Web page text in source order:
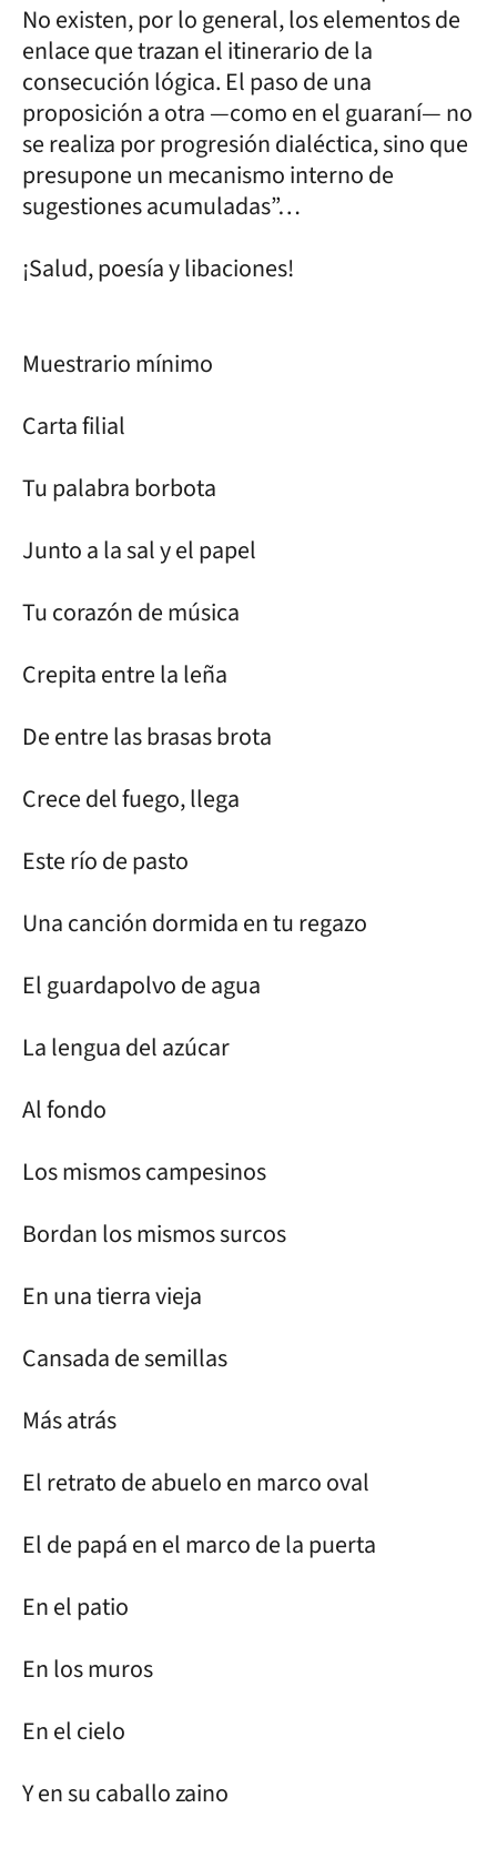
No existen, por lo general, los elementos de
enlace que trazan el itinerario de la
consecución lógica. El paso de una
proposición a otra —como en el guaraní— no
se realiza por progresión dialéctica, sino que
presupone un mecanismo interno de
sugestiones acumuladas”…
¡Salud, poesía y libaciones!
Muestrario mínimo
Carta filial
Tu palabra borbota
Junto a la sal y el papel
Tu corazón de música
Crepita entre la leña
De entre las brasas brota
Crece del fuego, llega
Este río de pasto
Una canción dormida en tu regazo
El guardapolvo de agua
La lengua del azúcar
Al fondo
Los mismos campesinos
Bordan los mismos surcos
En una tierra vieja
Cansada de semillas
Más atrás
El retrato de abuelo en marco oval
El de papá en el marco de la puerta
En el patio
En los muros
En el cielo
Y en su caballo zaino